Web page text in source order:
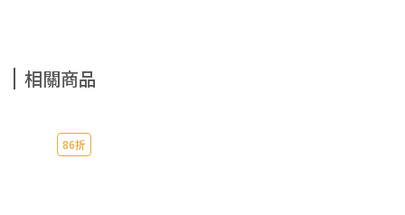
相關商品
86折